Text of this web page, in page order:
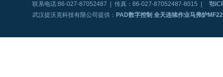
联系电话:86-027-87052487 | 传真：86-027-87052487-8015 |
鄂
武汉提沃克科技有限公司提供： PAD数字控制 全天连续作业马弗炉